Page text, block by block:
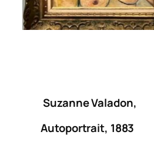
Suzanne Valadon,
Autoportrait, 1883